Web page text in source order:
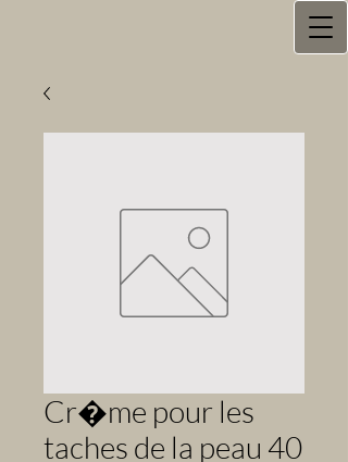
Cr�me pour les
taches de la peau 40